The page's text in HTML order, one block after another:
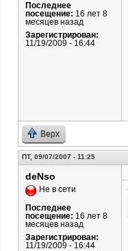
Последнее
посещение: 16 лет 8
месяцев назад
Зарегистрирован:
11/19/2009 - 16:44
Верх
ПТ, 09/07/2007 - 11:25
deNso
Не в сети
Последнее
посещение: 16 лет 8
месяцев назад
Зарегистрирован:
11/19/2009 - 16:44